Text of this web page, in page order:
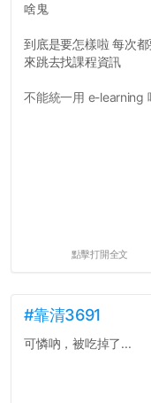
啥鬼
到底是要怎樣啦 每次
來跳去找課程資訊
不能統一用 e-learning
點擊打開全文
#靠清3691
可憐吶，被吃掉了...